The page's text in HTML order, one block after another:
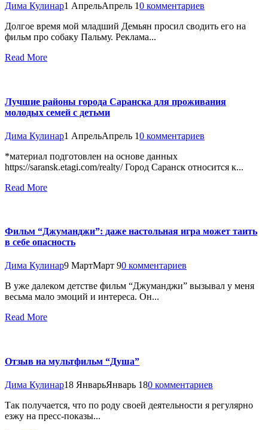
Дима Кулинар1 АпрельАпрель 10 комментариев
Долгое время мой младший Демьян просил сводить его на
фильм про собаку Пальму. Реклама...
Read More
Лучшие районы города Саранска для проживания
молодых семей с детьми
Дима Кулинар1 АпрельАпрель 10 комментариев
*материал подготовлен на основе данных
https://saransk.etagi.com/realty/ Город Саранск относится к...
Read More
Фильм “Джуманджи”: даже настольная игра может таить
в себе опасность
Дима Кулинар9 МартМарт 90 комментариев
В уже далеком детстве фильм “Джуманджи” вызывал у меня
весьма мало эмоций и интереса. Он...
Read More
Отзыв на мультфильм “Душа”
Дима Кулинар18 ЯнварьЯнварь 180 комментариев
Так получается, что по роду своей деятельности я регулярно
езжу на пресс-показы...